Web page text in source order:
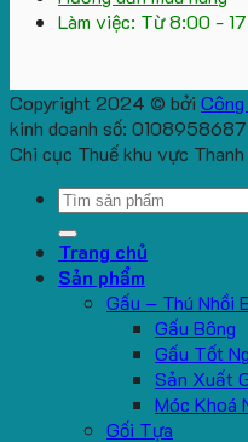
Làm việc: Từ 8:00 -
Copyright 2024 © bởi
kinh doanh số:
Chi cục Thuế khu vực
Search
Trang chủ
Sản phẩm
Gấu – Thú Nhồi
Gấu Bông
Gấu Tốt
Sản Xuất
Móc Khoá
Gối Tựa